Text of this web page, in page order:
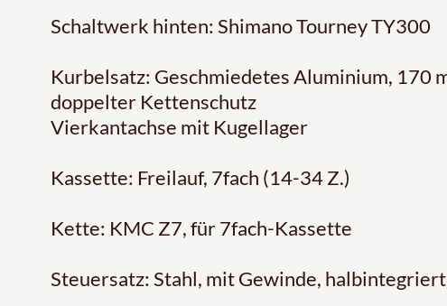
Schaltwerk hinten: Shimano Tourney TY300
Kurbelsatz: Geschmiedetes Aluminium, 170
doppelter Kettenschutz
Vierkantachse mit Kugellager
Kassette: Freilauf, 7fach (14-34 Z.)
Kette: KMC Z7, für 7fach-Kassette
Steuersatz: Stahl, mit Gewinde,